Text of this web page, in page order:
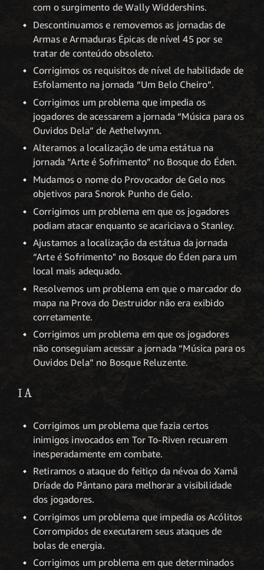
com o surgimento de Wally Widdershins.
Descontinuamos e removemos as jornadas de
Armas e Armaduras Épicas de nível 45 por se
tratar de conteúdo obsoleto.
Corrigimos os requisitos de nível de habilidade de
Esfolamento na jornada “Um Belo Cheiro”.
Corrigimos um problema que impedia os
jogadores de acessarem a jornada “Música para os
Ouvidos Dela” de Aethelwynn.
Alteramos a localização de uma estátua na
jornada “Arte é Sofrimento” no Bosque do Éden.
Mudamos o nome do Provocador de Gelo nos
objetivos para Snorok Punho de Gelo.
Corrigimos um problema em que os jogadores
podiam atacar enquanto se acariciava o Stanley.
Ajustamos a localização da estátua da jornada
“Arte é Sofrimento" no Bosque do Éden para um
local mais adequado.
Resolvemos um problema em que o marcador do
mapa na Prova do Destruidor não era exibido
corretamente.
Corrigimos um problema em que os jogadores
não conseguiam acessar a jornada “Música para os
Ouvidos Dela” no Bosque Reluzente.
IA
Corrigimos um problema que fazia certos
inimigos invocados em Tor To-Riven recuarem
inesperadamente em combate.
Retiramos o ataque do feitiço da névoa do Xamã
Dríade do Pântano para melhorar a visibilidade
dos jogadores.
Corrigimos um problema que impedia os Acólitos
Corrompidos de executarem seus ataques de
bolas de energia.
Corrigimos um problema em que determinados